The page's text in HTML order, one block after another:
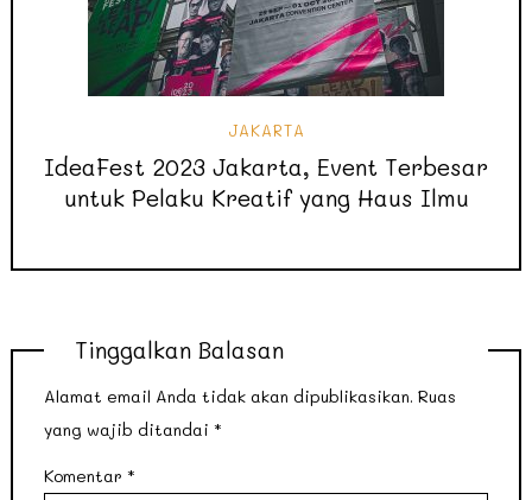
JAKARTA
IdeaFest 2023 Jakarta, Event Terbesar
untuk Pelaku Kreatif yang Haus Ilmu
Tinggalkan Balasan
Alamat email Anda tidak akan dipublikasikan. Ruas
yang wajib ditandai *
Komentar *